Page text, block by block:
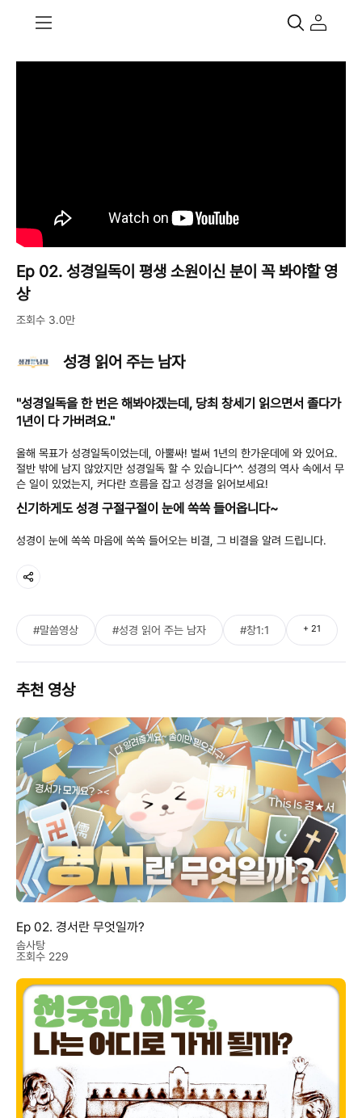
Ep 02. 성경일독이 평생 소원이신 분이 꼭 봐야할 영
상
조회수 3.0만
성경 읽어 주는 남자
"성경일독을 한 번은 해봐야겠는데, 당최 창세기 읽으면서 졸다가
1년이 다 가버려요."
올해 목표가 성경일독이었는데, 아뿔싸! 벌써 1년의 한가운데에 와 있어요.
절반 밖에 남지 않았지만 성경일독 할 수 있습니다^^. 성경의 역사 속에서 무
슨 일이 있었는지, 커다란 흐름을 잡고 성경을 읽어보세요!
신기하게도 성경 구절구절이 눈에 쏙쏙 들어옵니다~
성경이 눈에 쏙쏙 마음에 쏙쏙 들어오는 비결, 그 비결을 알려 드립니다.
#말씀영상 #성경 읽어 주는 남자 #창1:1 + 21
추천 영상
Ep 02. 경서란 무엇일까?
솜사탕
조회수 229